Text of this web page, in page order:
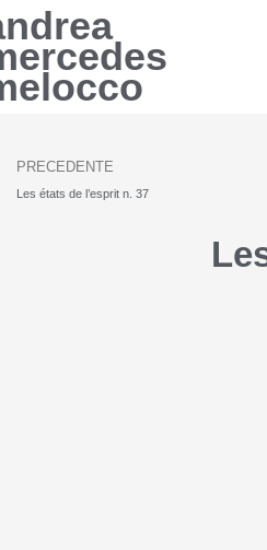
Precedente
PRECEDENTE
Les états de l’esprit n. 37